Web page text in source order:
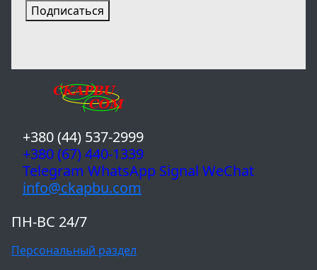
Подписаться
+380 (44) 537-2999
+380 (67) 440-1339
Telegram WhatsApp Signal WeChat
info@ckapbu.com
ПН-ВС 24/7
Персональный раздел